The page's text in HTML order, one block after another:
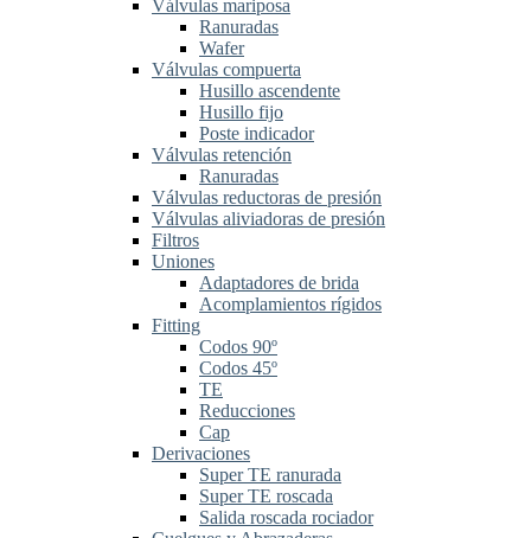
Válvulas mariposa
Ranuradas
Wafer
Válvulas compuerta
Husillo ascendente
Husillo fijo
Poste indicador
Válvulas retención
Ranuradas
Válvulas reductoras de presión
Válvulas aliviadoras de presión
Filtros
Uniones
Adaptadores de brida
Acomplamientos rígidos
Fitting
Codos 90º
Codos 45º
TE
Reducciones
Cap
Derivaciones
Super TE ranurada
Super TE roscada
Salida roscada rociador